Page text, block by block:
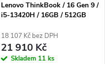
Lenovo ThinkBook / 16 Gen 9 /
i5-13420H / 16GB / 512GB
/ Win11 Home / šedá
18 107 Kč bez DPH
21 910 Kč
Skladem 11 ks